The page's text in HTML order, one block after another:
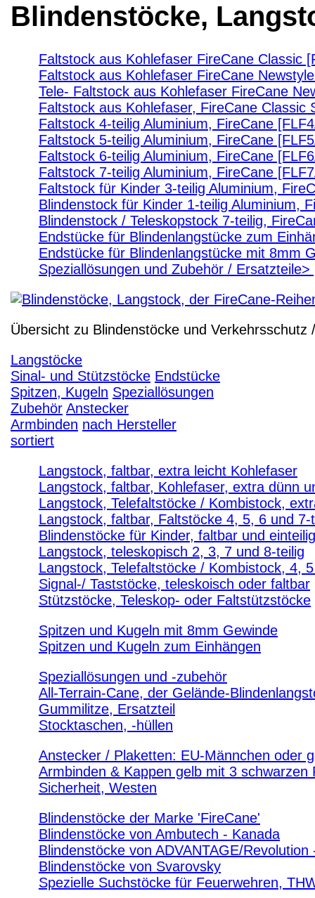
Blindenstöcke,
Faltstock aus Kohlefaser FireCane Classic
Faltstock aus Kohlefaser FireCane
Tele- Faltstock aus Kohlefaser FireCane
Faltstock aus Kohlefaser, FireCane Classic
Faltstock 4-teilig Aluminium, FireCane
Faltstock 5-teilig Aluminium, FireCane
Faltstock 6-teilig Aluminium, FireCane
Faltstock 7-teilig Aluminium, FireCane
Faltstock für Kinder 3-teilig Aluminium,
Blindenstock für Kinder 1-teilig Aluminium,
Blindenstock / Teleskopstock 7-teilig,
Endstücke für Blindenlangstücke zum
Endstücke für Blindenlangstücke mit 8mm
Speziallösungen und Zubehör /
Übersicht zu Blindenstöcke und Verkehrsschutz
Langstöcke
Sinal- und Stützstöcke Endstücke
Spitzen, Kugeln Speziallösungen
Zubehör Anstecker
Armbinden nach Hersteller
sortiert
Langstock, faltbar, extra leicht Kohlefaser
Langstock, faltbar, Kohlefaser, extra dünn
Langstock, Telefaltstöcke / Kombistock,
Langstock, faltbar, Faltstöcke 4, 5, 6 und 7-
Blindenstöcke für Kinder, faltbar und einteilig
Langstock, teleskopisch 2, 3, 7 und 8-teilig
Langstock, Telefaltstöcke / Kombistock, 4,
Signal-/ Taststöcke, teleskoisch oder faltbar
Stützstöcke, Teleskop- oder Faltstützstöcke
Spitzen und Kugeln mit 8mm Gewinde
Spitzen und Kugeln zum Einhängen
Speziallösungen und -zubehör
All-Terrain-Cane, der Gelände-
Gummilitze, Ersatzteil
Stocktaschen, -hüllen
Anstecker / Plaketten: EU-Männchen oder
Armbinden & Kappen gelb mit 3 schwarzen
Sicherheit, Westen
Blindenstöcke der Marke 'FireCane'
Blindenstöcke von Ambutech - Kanada
Blindenstöcke von ADVANTAGE/Revolution
Blindenstöcke von Svarovsky
Spezielle Suchstöcke für Feuerwehren,